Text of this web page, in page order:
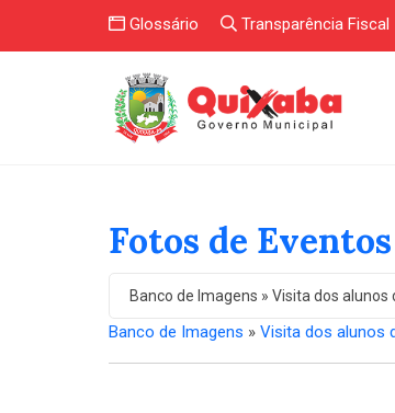
Glossário Transparência Fiscal
Fotos de Eventos
Banco de Imagens » Visita dos alunos
Banco de Imagens » Visita dos alunos